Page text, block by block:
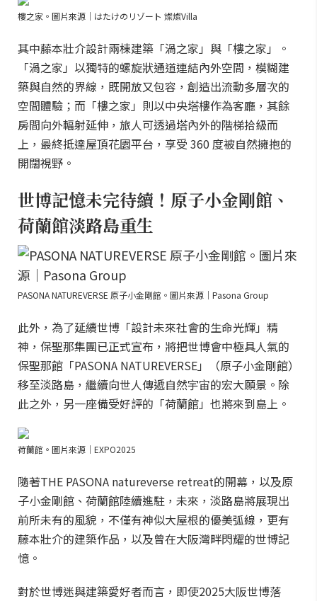
樓之家。圖片來源｜はたけのリゾート 燦燦Villa
其中藤本壯介設計兩棟建築「渦之家」與「樓之家」。
「渦之家」以獨特的螺旋狀通道連結內外空間，模糊建
築與自然的界線，既開放又包容，創造出流動多層次的
空間體驗；而「樓之家」則以中央塔樓作為客廳，其餘
房間向外輻射延伸，旅人可透過塔內外的階梯拾級而
上，最終抵達屋頂花園平台，享受 360 度被自然擁抱的
開闊視野。
世博記憶未完待續！原子小金剛館、
荷蘭館淡路島重生
PASONA NATUREVERSE 原子小金剛館。圖片來源｜Pasona Group
此外，為了延續世博「設計未來社會的生命光輝」精
神，保聖那集團已正式宣布，將把世博會中極具人氣的
保聖那館「PASONA NATUREVERSE」（原子小金剛館）
移至淡路島，繼續向世人傳遞自然宇宙的宏大願景。除
此之外，另一座備受好評的「荷蘭館」也將來到島上。
荷蘭館。圖片來源｜EXPO2025
隨著THE PASONA natureverse retreat的開幕，以及原
子小金剛館、荷蘭館陸續進駐，未來，淡路島將展現出
前所未有的風貌，不僅有神似大屋根的優美弧線，更有
藤本壯介的建築作品，以及曾在大阪灣畔閃耀的世博記
憶。
對於世博迷與建築愛好者而言，即使2025大阪世博落